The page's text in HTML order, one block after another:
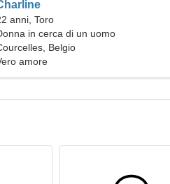
anni, Toro
in cerca di un uomo
Belgio
amore